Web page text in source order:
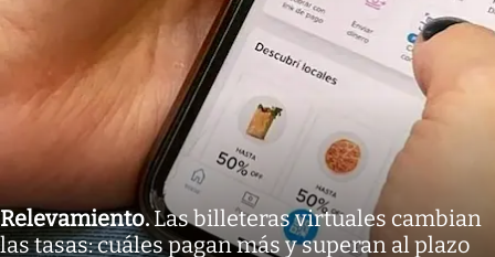
Relevamiento.Las billeteras virtuales cambian
las tasas: cuáles pagan más y superan al plazo